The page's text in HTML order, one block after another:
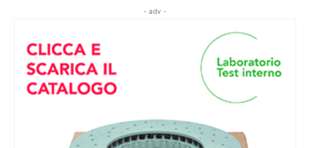
- adv -